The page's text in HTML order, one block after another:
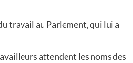
travail au Parlement, qui lui a
attendent les noms des